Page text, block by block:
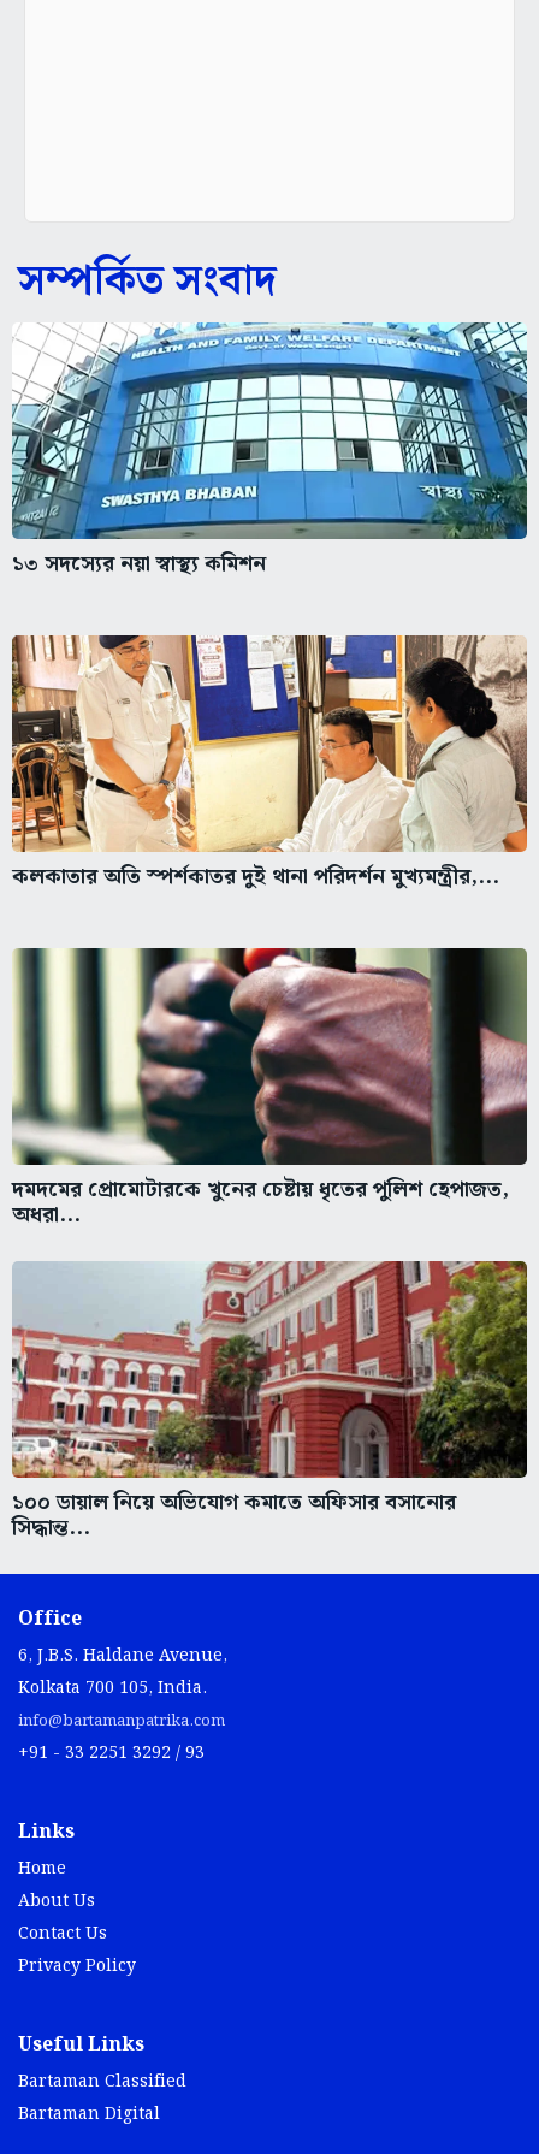
সম্পর্কিত সংবাদ
১৩ সদস্যের নয়া স্বাস্থ্য কমিশন
কলকাতার অতি স্পর্শকাতর দুই থানা পরিদর্শন মুখ্যমন্ত্রীর,...
দমদমের প্রোমোটারকে খুনের চেষ্টায় ধৃতের পুলিশ হেপাজত,
অধরা...
১০০ ডায়াল নিয়ে অভিযোগ কমাতে অফিসার বসানোর
সিদ্ধান্ত...
Office
6, J.B.S. Haldane Avenue,
Kolkata 700 105, India.
info@bartamanpatrika.com
+91 - 33 2251 3292 / 93
Links
Home
About Us
Contact Us
Privacy Policy
Useful Links
Bartaman Classified
Bartaman Digital